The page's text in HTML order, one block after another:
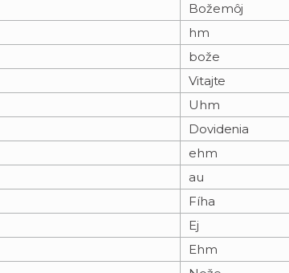
Božemôj
hm
bože
Vitajte
Uhm
Dovidenia
ehm
au
Fíha
Ej
Ehm